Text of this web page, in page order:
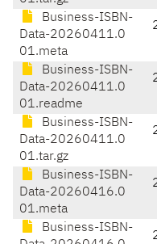
Business-ISBN-
Data-20260411.0
01.meta
Business-ISBN-
Data-20260411.0
01.readme
Business-ISBN-
Data-20260411.0
01.tar.gz
Business-ISBN-
Data-20260416.0
01.meta
Business-ISBN-